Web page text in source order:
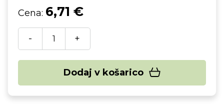
Cena: 6,71 €
- +
Dodaj v košarico